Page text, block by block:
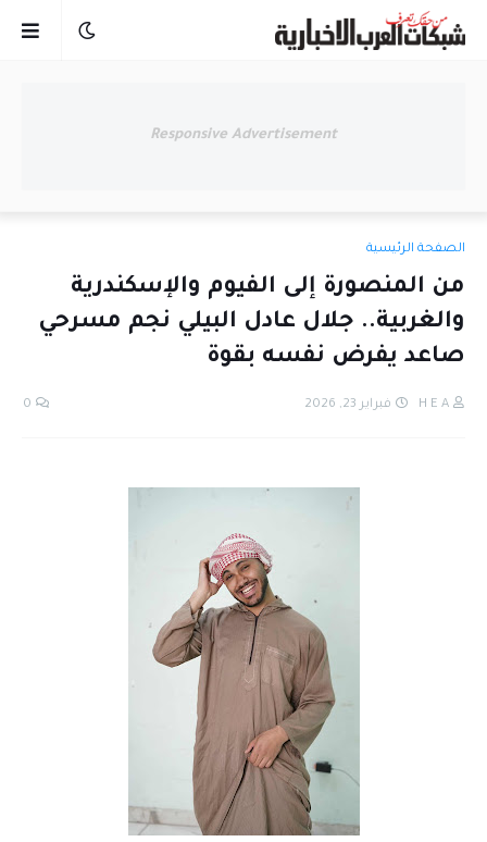
Responsive Advertisement
الصفحة الرئيسية
من المنصورة إلى الفيوم والإسكندرية
والغربية.. جلال عادل البيلي نجم مسرحي
صاعد يفرض نفسه بقوة
H E A فبراير 23, 2026 0